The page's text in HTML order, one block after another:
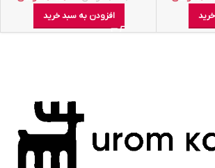
افزودن به سبد خرید